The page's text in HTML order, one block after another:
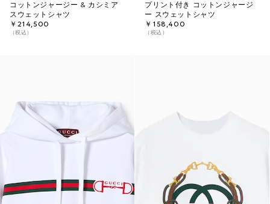
コットンジャージー & カシミア
スウェットシャツ
￥214,500
（税込）
プリント付き コットンジャージ
ー スウェットシャツ
￥158,400
（税込）